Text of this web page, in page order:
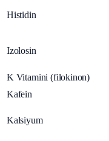
Histidin
Izolosin
K Vitamini (filokinon)
Kafein
Kalsiyum